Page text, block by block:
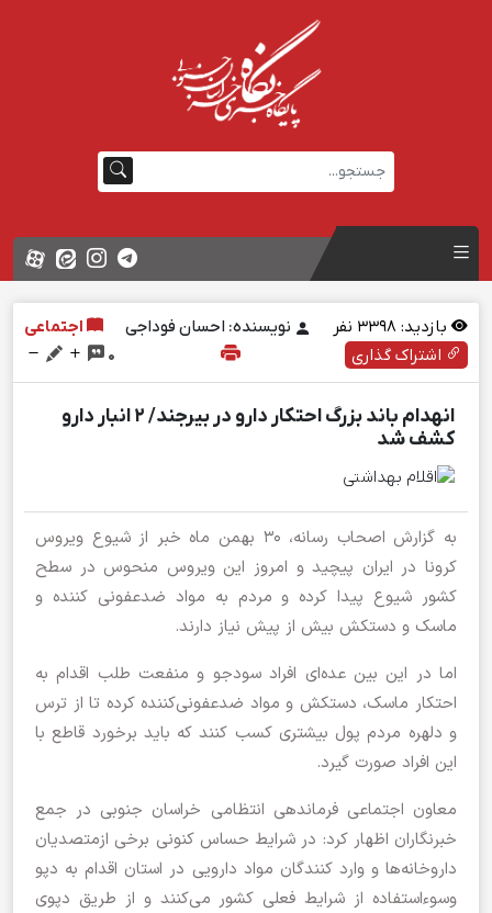
بازدید: نفر نویسنده: احسان فوداجی
اجتماعی
اشتراک گذاری
0
انهدام باند بزرگ احتکار دارو در بیرجند/ ۲ انبار دارو
‌کشف شد
به گزارش اصحاب رسانه، 30 بهمن ماه خبر از شیوع ویروس
کرونا در ایران پیچید و امروز این ویروس منحوس در سطح
کشور شیوع پیدا کرده و مردم به مواد ضدعفونی کننده و
ماسک و دستکش بیش از پیش نیاز دارند.
اما در این بین عده‌ای افراد سودجو و منفعت طلب اقدام به
احتکار ماسک، دستکش و مواد ضدعفونی‌کننده کرده تا از ترس
و دلهره مردم پول بیشتری کسب کنند که باید برخورد قاطع با
این افراد صورت گیرد.
معاون اجتماعی فرماندهی انتظامی خراسان جنوبی در جمع
خبرنگاران اظهار کرد: در شرایط حساس کنونی برخی ازمتصدیان
داروخانه‌ها و وارد کنندگان مواد دارویی در استان اقدام به دپو
وسوءاستفاده از شرایط فعلی کشور می‌کنند و از طریق دپوی